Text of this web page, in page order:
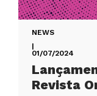
NEWS
|
01/07/2024
Revista